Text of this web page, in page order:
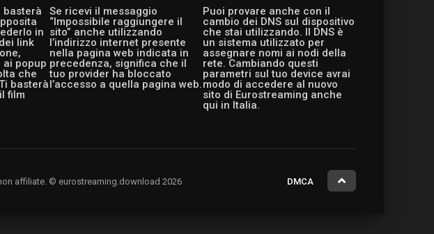
basterà
in
link
popup
che
basterà
film
Se ricevi il messaggio
“Impossibile raggiungere il
sito” anche utilizzando
l’indirizzo internet presente
nella pagina web indicata in
precedenza, significa che il
tuo provider ha bloccato
l’accesso a quella pagina web.
Puoi provare anche con il
cambio dei DNS sul dispositivo
che stai utilizzando. Il DNS è
un sistema utilizzato per
assegnare nomi ai nodi della
rete. Cambiando questi
parametri sul tuo device avrai
modo di accedere al nuovo
sito di Eurostreaming anche
qui in Italia.
affiliate. © eurostreaming.download 2026 DMCA